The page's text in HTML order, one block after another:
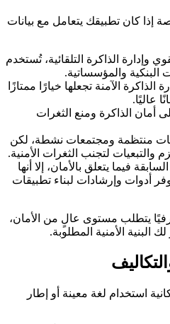
إذا كان تطبيقك يتعامل مع بيانات
وإدارة الذاكرة التلقائية، تُستخدم
والمؤسساتية.
الذاكرة الآمنة تجعلها خيارًا ممتازًا
عاليًا.
أمان الذاكرة ومنع الثغرات
منتظمة ومجتمعات نشطة، لكن
والتبعيات لتجنب الثغرات الأمنية.
فيما يتعلق بالأمان، إلا أنها
أدوات وإرشادات لبناء تطبيقات
يتطلب مستوى عالٍ من الأمان،
البنية الأمنية المطلوبة.
استخدام لغة معينة أو إطار